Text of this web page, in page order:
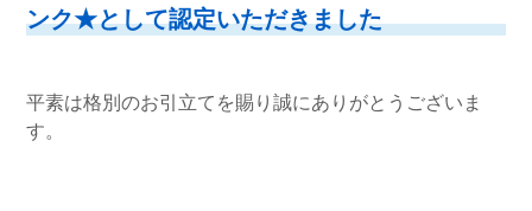
ンク★として認定いただきました
平素は格別のお引立てを賜り誠にありがとうございま
す。